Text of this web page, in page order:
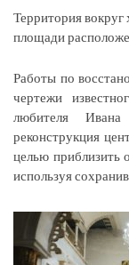
Территория вокруг
площади
Работы по
чертежи
любителя
реконструкция
целью приблизить
используя